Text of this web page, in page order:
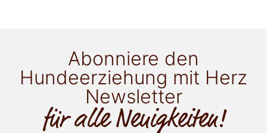
Abonniere den
Hundeerziehung mit Herz
Newsletter
für alle Neuigkeiten!